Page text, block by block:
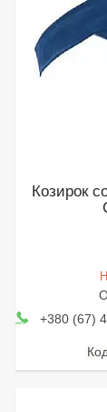
Козирок
+380 (67)